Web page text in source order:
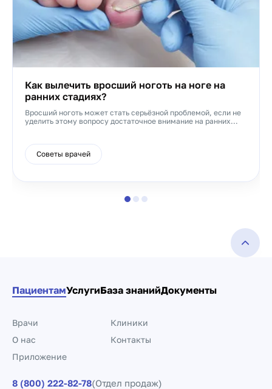
Как вылечить вросший ноготь на ноге на
ранних стадиях?
Вросший ноготь может стать серьёзной проблемой, если не
уделить этому вопросу достаточное внимание на ранних...
Советы врачей
ПациентамУслугиБаза знанийДокументы
Врачи
Клиники
О нас
Контакты
Приложение
8 (800) 222-82-78(Отдел продаж)